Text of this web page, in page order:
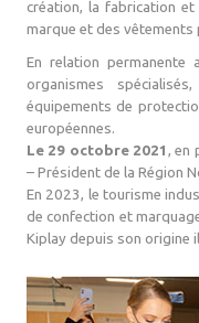
création, la fabrication
marque et des vêtements
En relation permanente
organismes
équipements de
européennes.
Le 29 octobre 2021, en
– Président de la Région
En 2023, le tourisme
de confection et
Kiplay depuis son origine